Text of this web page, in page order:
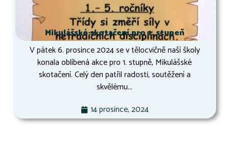
Mikulášské skotačení pro 1. stupeň
V pátek 6. prosince 2024 se v tělocvičně naší školy
konala oblíbená akce pro 1. stupně, Mikulášské
skotačení. Celý den patřil radosti, soutěžení a
skvělému...
14 prosince, 2024